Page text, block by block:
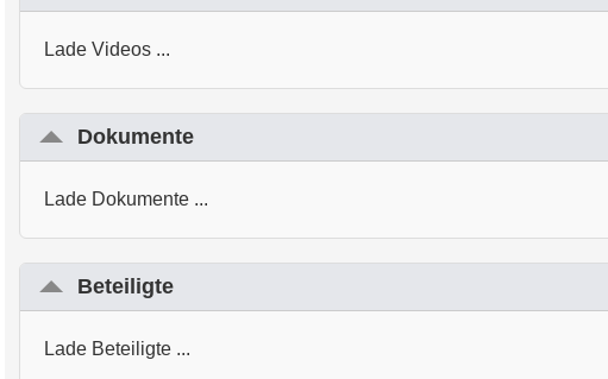
Lade Videos ...
Dokumente
Lade Dokumente ...
Beteiligte
Lade Beteiligte ...